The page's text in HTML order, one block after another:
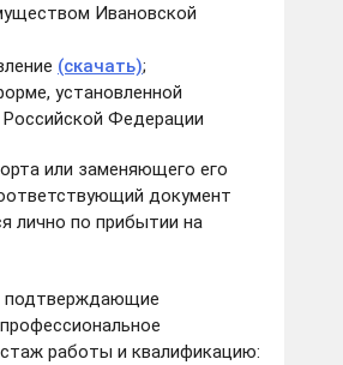
Ивановской
(скачать);
установленной
Федерации
или заменяющего его
документ
лично по прибытии на
подтверждающие
работы и квалификацию: